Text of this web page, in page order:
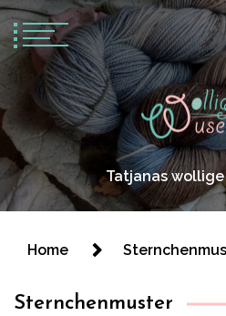
Tatjanas
Home
Sternchenmuster